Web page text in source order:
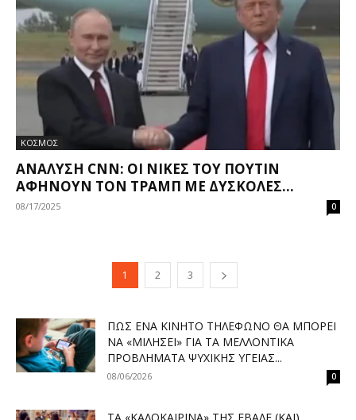
ΚΟΣΜΟΣ
ΑΝΆΛΥΣΗ CNN: ΟΙ ΝΊΚΕΣ ΤΟΥ ΠΟΎΤΙΝ
ΑΦΉΝΟΥΝ ΤΟΝ ΤΡΑΜΠ ΜΕ ΔΎΣΚΟΛΕΣ...
08/17/2025 0
1 2 3
ΠΏΣ ΈΝΑ ΚΙΝΗΤΌ ΤΗΛΈΦΩΝΟ ΘΑ ΜΠΟΡΕΊ
ΝΑ «ΜΙΛΉΣΕΙ» ΓΙΑ ΤΑ ΜΕΛΛΟΝΤΙΚΆ
ΠΡΟΒΛΉΜΑΤΑ ΨΥΧΙΚΉΣ ΥΓΕΊΑΣ...
08/06/2026 0
ΤΑ «ΚΑΛΟΚΑΙΡΙΝΆ» ΤΗΣ ΈΒΑΛΕ (ΚΑΙ)